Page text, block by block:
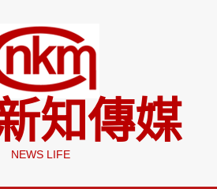
知傳媒
NEWS LIFE